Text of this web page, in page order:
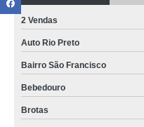
2 Vendas
Auto Rio Preto
Bairro São Francisco
Bebedouro
Brotas